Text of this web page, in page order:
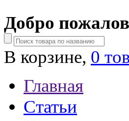
Добро
В корзине, 0
Главная
Статьи